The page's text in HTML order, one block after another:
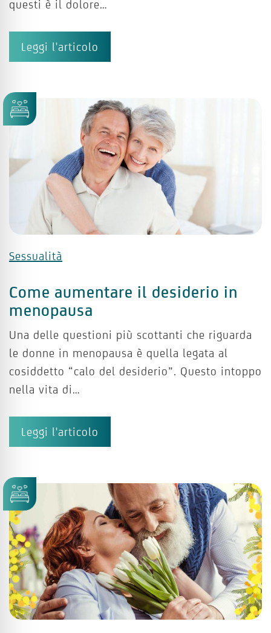
questi è il dolore…
Leggi l'articolo
Sessualità
Come aumentare il desiderio in
menopausa
Una delle questioni più scottanti che riguarda
le donne in menopausa è quella legata al
cosiddetto “calo del desiderio”. Questo intoppo
nella vita di…
Leggi l'articolo